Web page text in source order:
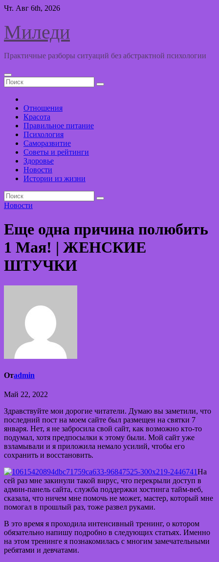
Перейти
содержимому
Чт. Авг 6th, 2026
Миледи
Практичные разборы ситуаций без абстрактной психологии
Отношения
Красота
Правильное питание
Психология
Саморазвитие
Советы и рейтинги
Здоровье
Новости
Истории из жизни
Новости
Еще одна причина полюбить
1 Мая! | ЖЕНСКИЕ
ШТУЧКИ
Отadmin
Май 22, 2022
Здравствуйте мои дорогие читатели. Думаю вы заметили, что
последний пост на моем сайте был размещен на святки 7
января. Нет, я не забросила свой сайт, как возможно кто-то
подумал, хотя предпосылки к этому были. Мой сайт уже
взламывали и я приложила немало усилий, чтобы его
сохранить и восстановить.
На
сей раз мне закинули такой вирус, что перекрыли доступ в
админ-панель сайта, служба поддержки хостинга тайм-веб,
сказала, что ничем мне помочь не может, мастер, который мне
помогал в прошлый раз, тоже развел руками.
В это время я проходила интенсивный тренинг, о котором
обязательно напишу подробно в следующих статьях. Именно
на этом тренинге я познакомилась с многим замечательными
ребятами и девчатами.